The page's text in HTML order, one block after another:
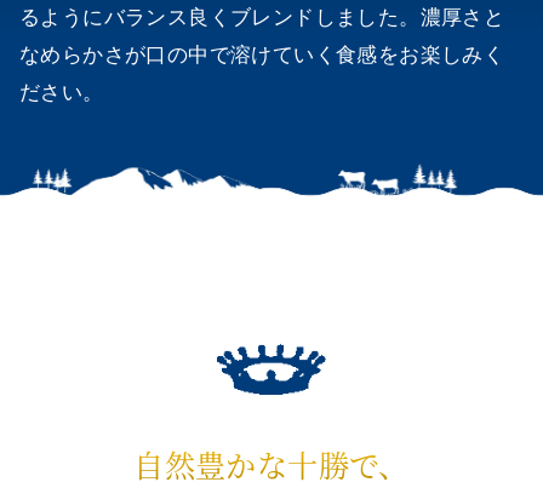
るようにバランス良くブレンドしました。濃厚さと
なめらかさが口の中で溶けていく食感をお楽しみく
ださい。
自然豊かな十勝で、